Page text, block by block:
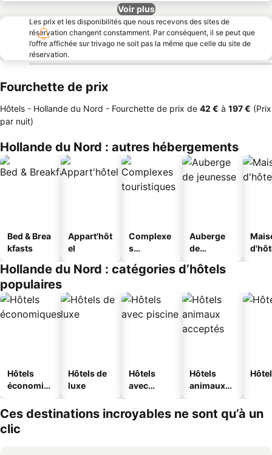
Voir plus
Les prix et les disponibilités que nous recevons des sites de
réservation changent constamment. Par conséquent, il se peut que
l’offre affichée sur trivago ne soit pas la même que celle du site de
réservation.
Fourchette de prix
Hôtels - Hollande du Nord - Fourchette de prix de ‎42 € à ‎197 € (Prix
par nuit)
Hollande du Nord : autres hébergements
Bed & Brea
kfasts
Appart'hôt
el
Complexe
s
s
Auberge
de
Hollande du Nord : catégories d’hôtels
populaires
Hôtels
économiq
Hôtels de
luxe
Hôtels
avec
Hôtels
animaux
Ces destinations incroyables ne sont qu’à un
clic